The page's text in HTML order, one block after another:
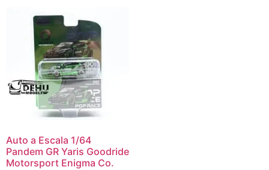
Auto a Escala 1/64
Pandem GR Yaris Goodride
Motorsport Enigma Co.